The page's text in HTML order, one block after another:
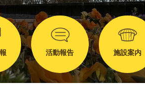
活動報告 施設案内